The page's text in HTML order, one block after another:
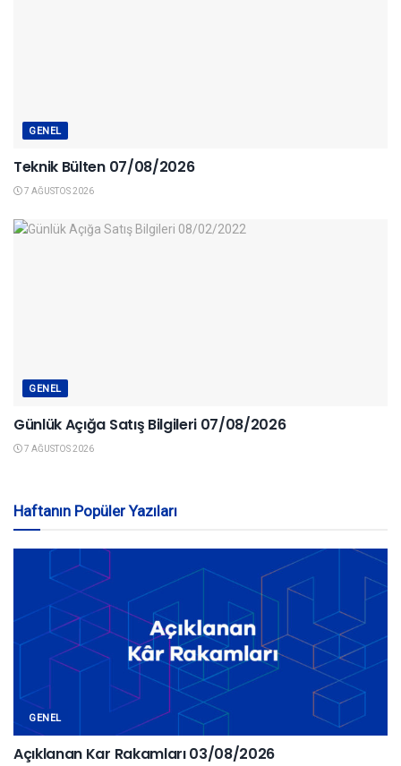
GENEL
Teknik Bülten 07/08/2026
7 AĞUSTOS 2026
GENEL
Günlük Açığa Satış Bilgileri 07/08/2026
7 AĞUSTOS 2026
Haftanın Popüler Yazıları
GENEL
Açıklanan Kar Rakamları 03/08/2026